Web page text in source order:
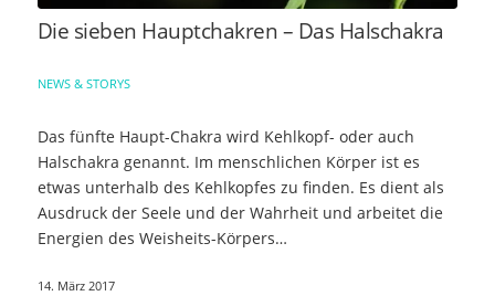
Die sieben Hauptchakren – Das Halschakra
NEWS & STORYS
Das fünfte Haupt-Chakra wird Kehlkopf- oder auch
Halschakra genannt. Im menschlichen Körper ist es
etwas unterhalb des Kehlkopfes zu finden. Es dient als
Ausdruck der Seele und der Wahrheit und arbeitet die
Energien des Weisheits-Körpers…
14. März 2017